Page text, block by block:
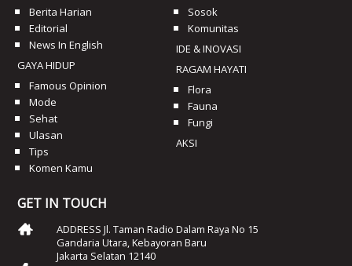
Berita Harian
Editorial
News In English
GAYA HIDUP
Famous Opinion
Mode
Sehat
Ulasan
Tips
Komen Kamu
Sosok
Komunitas
IDE & INOVASI
RAGAM HAYATI
Flora
Fauna
Fungi
AKSI
GET IN TOUCH
ADDRESS Jl. Taman Radio Dalam Raya No 15
Gandaria Utara, Kebayoran Baru
Jakarta Selatan 12140